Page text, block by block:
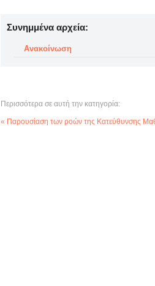
Συνημμένα αρχεία:
Ανακοίνωση
Περισσότερα σε αυτή την κατηγορία:
« Παρουσίαση των ροών της Κατεύθυνσης